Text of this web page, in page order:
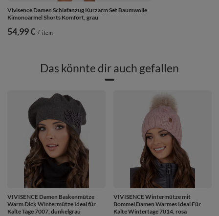
Vivisence Damen Schlafanzug Kurzarm Set Baumwolle
Kimonoärmel Shorts Komfort, grau
54,99 € / item
Das könnte dir auch gefallen
VIVISENCE Damen Baskenmütze
Warm Dick Wintermütze Ideal für
Kalte Tage 7007, dunkelgrau
VIVISENCE Wintermütze mit
Bommel Damen Warmes Ideal Für
Kalte Wintertage 7014, rosa